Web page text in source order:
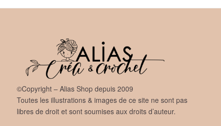
©Copyright – Alias Shop depuis 2009
Toutes les illustrations & images de ce site ne sont pas
libres de droit et sont soumises aux droits d’auteur.